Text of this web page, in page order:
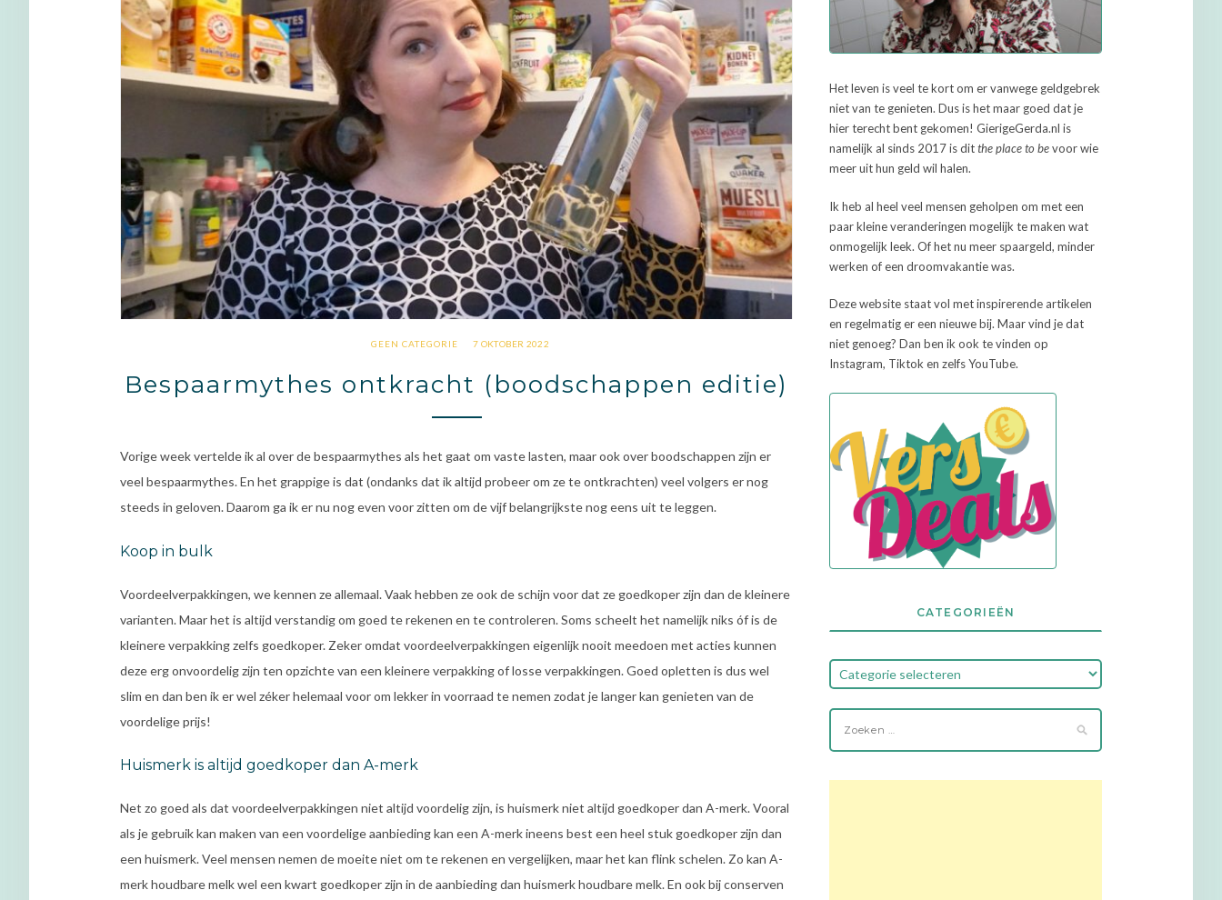
GEEN CATEGORIE 7 OKTOBER 2022
Bespaarmythes ontkracht (boodschappen editie)
Vorige week vertelde ik al over de bespaarmythes als het gaat om vaste lasten, maar ook over boodschappen zijn er
veel bespaarmythes. En het grappige is dat (ondanks dat ik altijd probeer om ze te ontkrachten) veel volgers er nog
steeds in geloven. Daarom ga ik er nu nog even voor zitten om de vijf belangrijkste nog eens uit te leggen.
Koop in bulk
Voordeelverpakkingen, we kennen ze allemaal. Vaak hebben ze ook de schijn voor dat ze goedkoper zijn dan de kleinere
varianten. Maar het is altijd verstandig om goed te rekenen en te controleren. Soms scheelt het namelijk niks óf is de
kleinere verpakking zelfs goedkoper. Zeker omdat voordeelverpakkingen eigenlijk nooit meedoen met acties kunnen
deze erg onvoordelig zijn ten opzichte van een kleinere verpakking of losse verpakkingen. Goed opletten is dus wel
slim en dan ben ik er wel zéker helemaal voor om lekker in voorraad te nemen zodat je langer kan genieten van de
voordelige prijs!
Huismerk is altijd goedkoper dan A-merk
Net zo goed als dat voordeelverpakkingen niet altijd voordelig zijn, is huismerk niet altijd goedkoper dan A-merk. Vooral
als je gebruik kan maken van een voordelige aanbieding kan een A-merk ineens best een heel stuk goedkoper zijn dan
een huismerk. Veel mensen nemen de moeite niet om te rekenen en vergelijken, maar het kan flink schelen. Zo kan A-
merk houdbare melk wel een kwart goedkoper zijn in de aanbieding dan huismerk houdbare melk. En ook bij conserven
Het leven is veel te kort om er vanwege geldgebrek
niet van te genieten. Dus is het maar goed dat je
hier terecht bent gekomen! GierigeGerda.nl is
namelijk al sinds 2017 is ditthe place to bevoor wie
meer uit hun geld wil halen.
Ik heb al heel veel mensen geholpen om met een
paar kleine veranderingen mogelijk te maken wat
onmogelijk leek. Of het nu meer spaargeld, minder
werken of een droomvakantie was.
Deze website staat vol met inspirerende artikelen
en regelmatig er een nieuwe bij. Maar vind je dat
niet genoeg? Dan ben ik ook te vinden op
Instagram, Tiktok en zelfs YouTube.
CATEGORIEËN